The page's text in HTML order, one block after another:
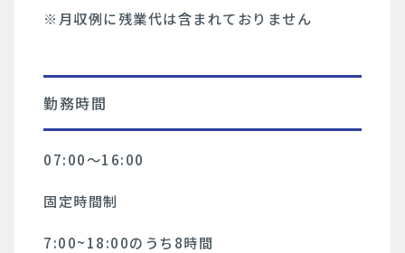
※月収例に残業代は含まれておりません
勤務時間
07:00〜16:00
固定時間制
7:00~18:00のうち8時間